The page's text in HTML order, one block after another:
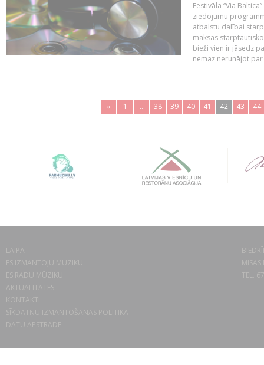
Festivāla “Via
ziedojumu
atbalstu dalībai
maksas
bieži vien ir jāsedz
nemaz nerunājot
« 1 .. 38 39 40 41 42 43 44
LAIPA
ES IZMANTOJU MŪZIKU
ES RADU MŪZIKU
AKTUALITĀTES
KONTAKTI
SĪKDATŅU IZMANTOŠANAS POLITIKA
DATU APSTRĀDE
TEL.